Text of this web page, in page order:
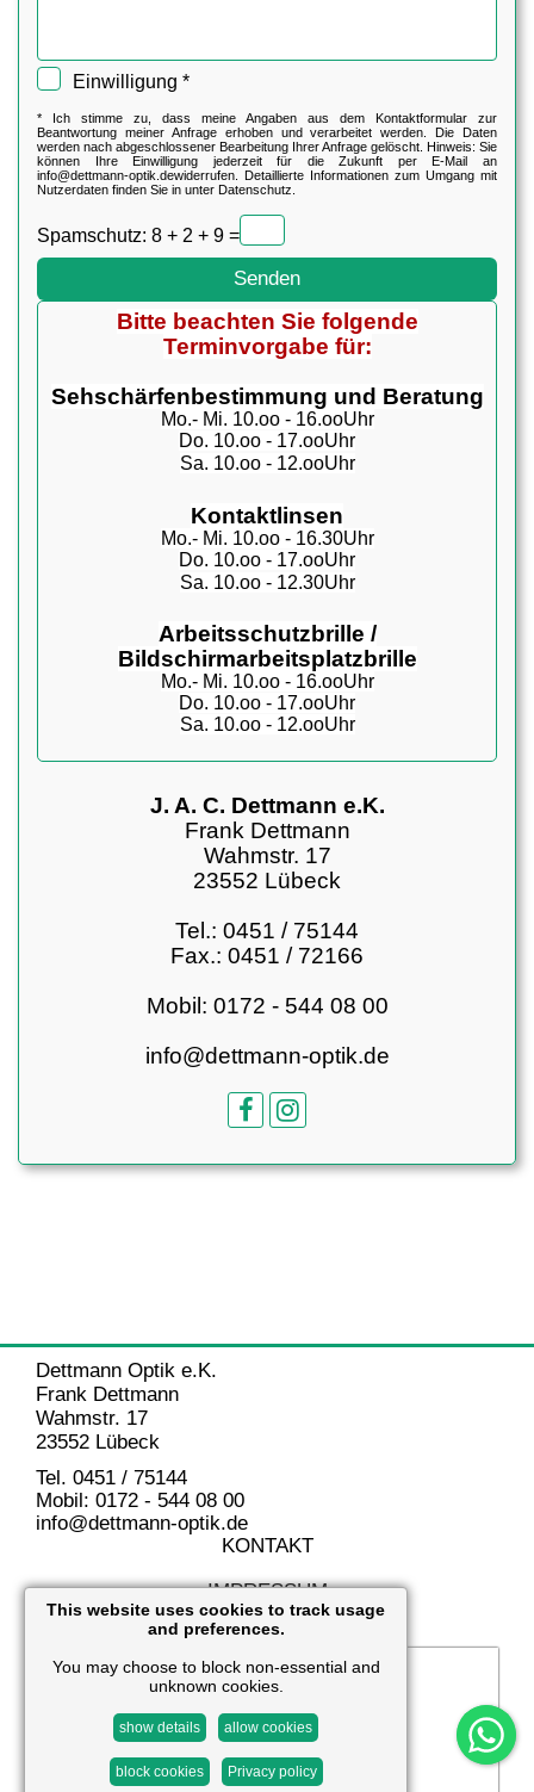
This website uses cookies to track usage
and preferences.
You may choose to block non-essential and
unknown cookies.
show details allow cookies
block cookies Privacy policy
Einwilligung *
* Ich stimme zu, dass meine Angaben aus dem Kontaktformular zur
Beantwortung meiner Anfrage erhoben und verarbeitet werden. Die Daten
werden nach abgeschlossener Bearbeitung Ihrer Anfrage gelöscht. Hinweis: Sie
können Ihre Einwilligung jederzeit für die Zukunft per E-Mail an
info@dettmann-optik.dewiderrufen. Detaillierte Informationen zum Umgang mit
Nutzerdaten finden Sie in unter Datenschutz.
Spamschutz: 8 + 2 + 9 =
Bitte beachten Sie folgende
Terminvorgabe für:
Sehschärfenbestimmung und Beratung
Mo.- Mi. 10.oo - 16.ooUhr
Do. 10.oo - 17.ooUhr
Sa. 10.oo - 12.ooUhr
Kontaktlinsen
Mo.- Mi. 10.oo - 16.30Uhr
Do. 10.oo - 17.ooUhr
Sa. 10.oo - 12.30Uhr
Arbeitsschutzbrille /
Bildschirmarbeitsplatzbrille
Mo.- Mi. 10.oo - 16.ooUhr
Do. 10.oo - 17.ooUhr
Sa. 10.oo - 12.ooUhr
J. A. C. Dettmann e.K.
Frank Dettmann
Wahmstr. 17
23552 Lübeck
Tel.: 0451 / 75144
Fax.: 0451 / 72166
Mobil: 0172 - 544 08 00
info@dettmann-optik.de
Dettmann Optik e.K.
Frank Dettmann
Wahmstr. 17
23552 Lübeck
Tel. 0451 / 75144
Mobil: 0172 - 544 08 00
info@dettmann-optik.de
KONTAKT
IMPRESSUM
DATENSCHUTZ